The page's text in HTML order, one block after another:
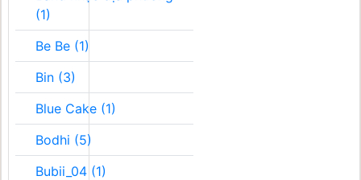
(1)
Be Be (1)
Bin (3)
Blue Cake (1)
Bodhi (5)
Bubii_04 (1)